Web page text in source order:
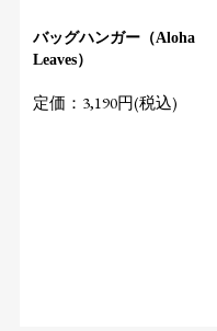
バッグハンガー（Aloha
Leaves）
定価：3,190円(税込)